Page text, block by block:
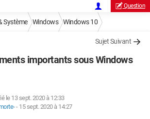
Question
Système Windows Windows 10
Sujet Suivant
importants sous Windows
le 13 sept. 2020 à 12:33
- 15 sept. 2020 à 14:27